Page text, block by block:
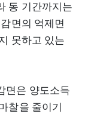
동 기간까지는
면의 억제면
못하고 있는
면은 양도소득
찰을 줄이기